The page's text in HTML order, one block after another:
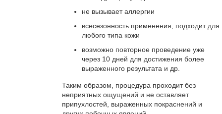
не вызывает аллергии
всесезонность применения, подходит для
любого типа кожи
возможно повторное проведение уже
через 10 дней для достижения более
выраженного результата и др.
Таким образом, процедура проходит без
неприятных ощущений и не оставляет
припухлостей, выраженных покраснений и